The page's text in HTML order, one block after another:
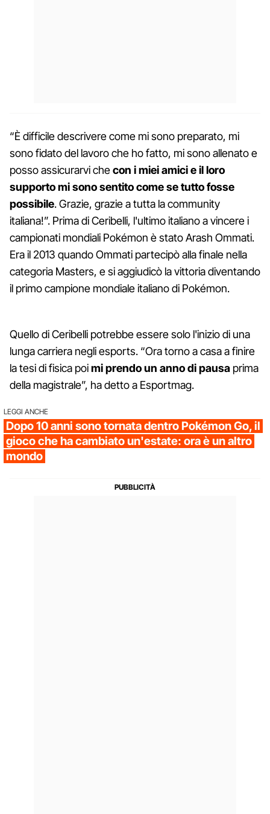
“È difficile descrivere come mi sono preparato, mi
sono fidato del lavoro che ho fatto, mi sono allenato e
posso assicurarvi checon i miei amici e il loro
supporto mi sono sentito come se tutto fosse
possibile. Grazie, grazie a tutta la community
italiana!”. Prima di Ceribelli, l'ultimo italiano a vincere i
campionati mondiali Pokémon è stato Arash Ommati.
Era il 2013 quando Ommati partecipò alla finale nella
categoria Masters, e si aggiudicò la vittoria diventando
il primo campione mondiale italiano di Pokémon.
Quello di Ceribelli potrebbe essere solo l'inizio di una
lunga carriera negli esports. “Ora torno a casa a finire
la tesi di fisica poimi prendo un anno di pausa prima
della magistrale”, ha detto a Esportmag.
LEGGI ANCHE
Dopo 10 anni sono tornata dentro Pokémon Go, il
gioco che ha cambiato un'estate: ora è un altro
mondo